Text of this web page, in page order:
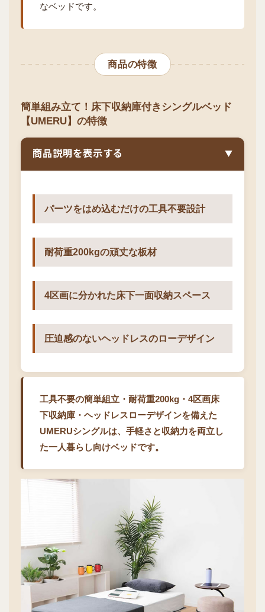
なベッドです。
商品の特徴
簡単組み立て！床下収納庫付きシングルベッド
【UMERU】の特徴
商品説明を表示する ▼
パーツをはめ込むだけの工具不要設計
耐荷重200kgの頑丈な板材
4区画に分かれた床下一面収納スペース
圧迫感のないヘッドレスのローデザイン
工具不要の簡単組立・耐荷重200kg・4区画床
下収納庫・ヘッドレスローデザインを備えた
UMERUシングルは、手軽さと収納力を両立し
た一人暮らし向けベッドです。